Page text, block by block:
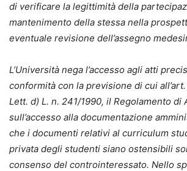
di verificare la legittimità della
mantenimento della stessa nella
eventuale revisione dell’assegno
L’Università nega l’accesso agli atti
conformità con la previsione di cui
Lett. d) L. n. 241/1990, il Regolamento di
sull’accesso alla documentazione
che i documenti relativi al curriculum
privata degli studenti siano ostensibili
consenso del controinteressato. Nello